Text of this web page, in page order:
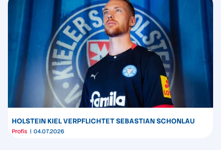
HOLSTEIN KIEL VERPFLICHTET SEBASTIAN SCHONLAU
Profis 04.07.2026